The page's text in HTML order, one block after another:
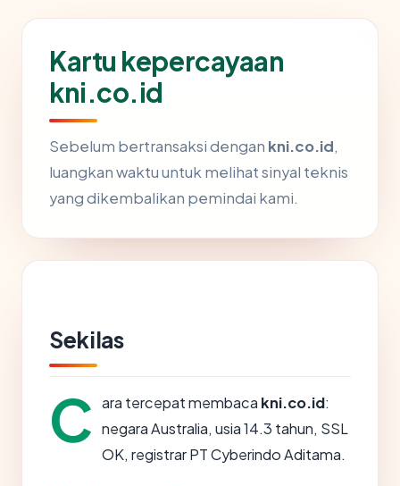
Kartu kepercayaan
kni.co.id
Sebelum bertransaksi dengan kni.co.id,
luangkan waktu untuk melihat sinyal teknis
yang dikembalikan pemindai kami.
Sekilas
C ara tercepat membaca kni.co.id:
negara Australia, usia 14.3 tahun, SSL
OK, registrar PT Cyberindo Aditama.